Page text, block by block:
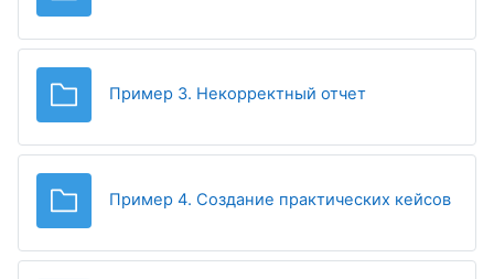
Пример 3. Некорректный отчетПапка
Пример 4. Создание практических кейсов